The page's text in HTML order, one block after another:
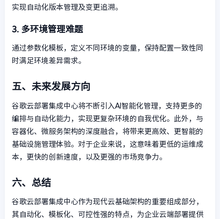
实现自动化版本管理及变更追溯。
3. 多环境管理难题
通过参数化模板，定义不同环境的变量，保持配置一致性同
时满足环境差异需求。
五、未来发展方向
谷歌云部署集成中心将不断引入AI智能化管理，支持更多的
编排与自动化能力，实现更复杂环境的自我优化。此外，与
容器化、微服务架构的深度融合，将带来更高效、更智能的
基础设施管理体验。对于企业来说，这意味着更低的运维成
本，更快的创新速度，以及更强的市场竞争力。
六、总结
谷歌云部署集成中心作为现代云基础架构的重要组成部分，
其自动化、模板化、可控性强的特点，为企业云端部署提供